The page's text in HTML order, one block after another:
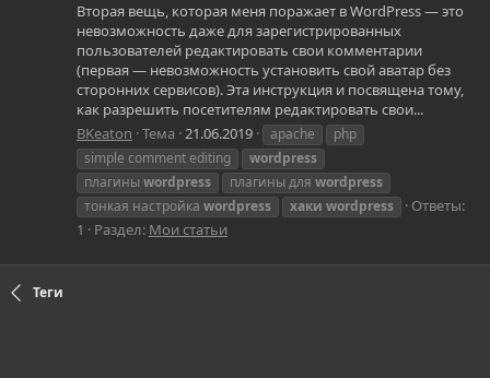
Вторая вещь, которая меня поражает в WordPress — это
невозможность даже для зарегистрированных
пользователей редактировать свои комментарии
(первая — невозможность установить свой аватар без
сторонних сервисов). Эта инструкция и посвящена тому,
как разрешить посетителям редактировать свои...
BKeaton Тема 21.06.2019 apache
php
simple comment editing
wordpress
плагины wordpress плагины для wordpress
тонкая настройка wordpress хаки wordpress
Ответы:
1
Раздел: Мои статьи
Теги